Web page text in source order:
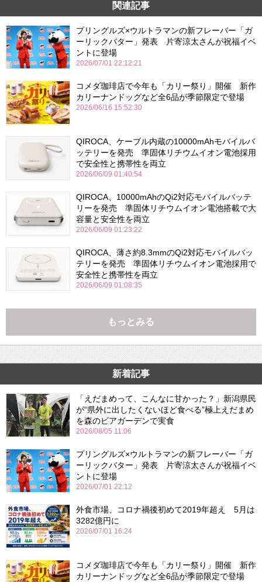
関連記事
プリングルズ×ウルトラマンの新フレーバー「ガ
ーリックバター」発表 片寄涼太さんが祝福イベ
ントに登場
2026/07/01 22:12:21
コメダ珈琲店で今年も「カリー祭り」開催 新作
カリーナンドッグなど全6品が季節限定で登場
2026/06/16 15:52:30
QIROCA、ケーブル内蔵の10000mAhモバイルバ
ッテリーを発売 準固体リチウムイオン電池採用
で安全性と携帯性を両立
2026/06/09 01:40:54
QIROCA、10000mAhのQi2対応モバイルバッテ
リーを発売 準固体リチウムイオン電池搭載で大
容量と安全性を両立
2026/06/09 01:23:22
QIROCA、薄さ約8.3mmのQi2対応モバイルバッ
テリーを発売 準固体リチウムイオン電池採用で
安全性と携帯性を両立
2026/06/09 01:08:35
もっとみる
新着記事
「えだまめって、こんなに甘かった？」新潟県民
が“県外に出したくないほど食べる”極上えだまめ
を森のビアガーデンで実食
2026/08/05 11:06
プリングルズ×ウルトラマンの新フレーバー「ガ
ーリックバター」発表 片寄涼太さんが祝福イベ
ントに登場
2026/07/01 22:12
外食市場、コロナ禍後初めて2019年超え 5月は
3282億円に
2026/07/01 16:24
コメダ珈琲店で今年も「カリー祭り」開催 新作
カリーナンドッグなど全6品が季節限定で登場